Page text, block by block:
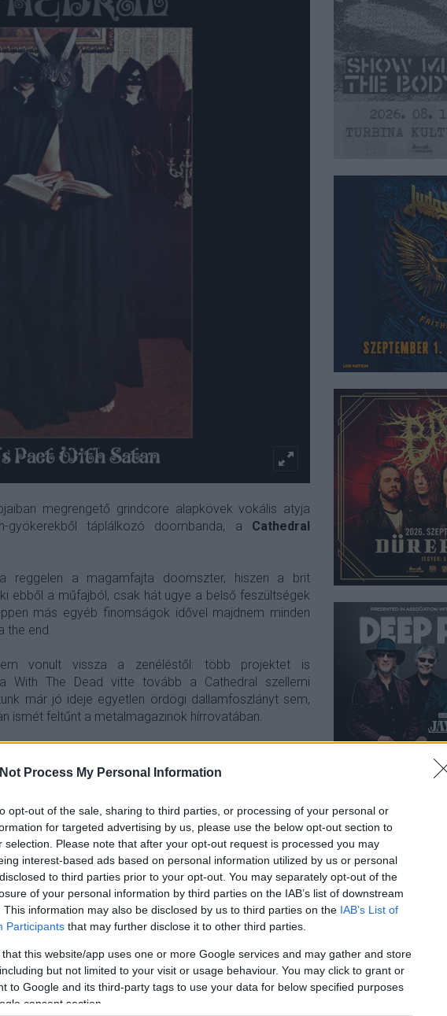
Process My Personal Information
opt-out of the sale, sharing to third parties, or processing of your personal or
for targeted advertising by us, please use the below opt-out section to
selection. Please note that after your opt-out request is processed you may
interest-based ads based on personal information utilized by us or personal
to third parties prior to your opt-out. You may separately opt-out of the
of your personal information by third parties on the IAB’s list of downstream
This information may also be disclosed by us to third parties on the IAB’s List of
Participants that may further disclose it to other third parties.
that this website/app uses one or more Google services and may gather and store
but not limited to your visit or usage behaviour. You may click to grant or
to Google and its third-party tags to use your data for below specified purposes
consent section.
megrengető grindcore alapkövek vokális atyja
táplálkozó doombanda, a Cathedral
reggelen a magamfajta doomszter, hiszen a brit
ebből a műfajból, csak hát ugye a belső feszültségek
más egyéb finomságok idővel majdnem minden
the end.
vonult vissza a zenéléstől: több projektet is
With The Dead vitte tovább a Cathedral szellemi
már jó ideje egyetlen ördögi dallamfoszlányt sem,
ismét feltűnt a metalmagazinok hírrovatában.
The Last Spire című utolsó albumuk producere, Jaime
hitt félórás hosszúságú Cathedral-dalra, melyet anno
nem lett készre pofozva és a fiókban maradt.